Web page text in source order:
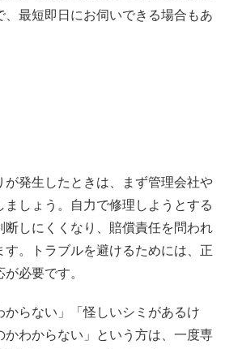
、最短即日にお伺いできる場合もあ
が発生したときは、まず管理会社や
ましょう。自力で修理しようとする
断しにくくなり、賠償責任を問われ
す。トラブルを避けるためには、正
必要です。
からない」「怪しいシミがあるけ
かわからない」という方は、一度専